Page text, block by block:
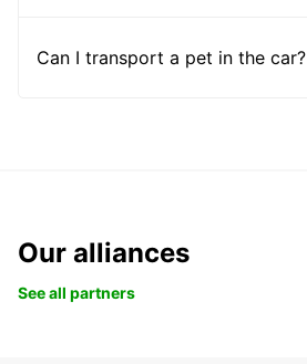
Can I transport a pet in the car?
Our alliances
See all partners